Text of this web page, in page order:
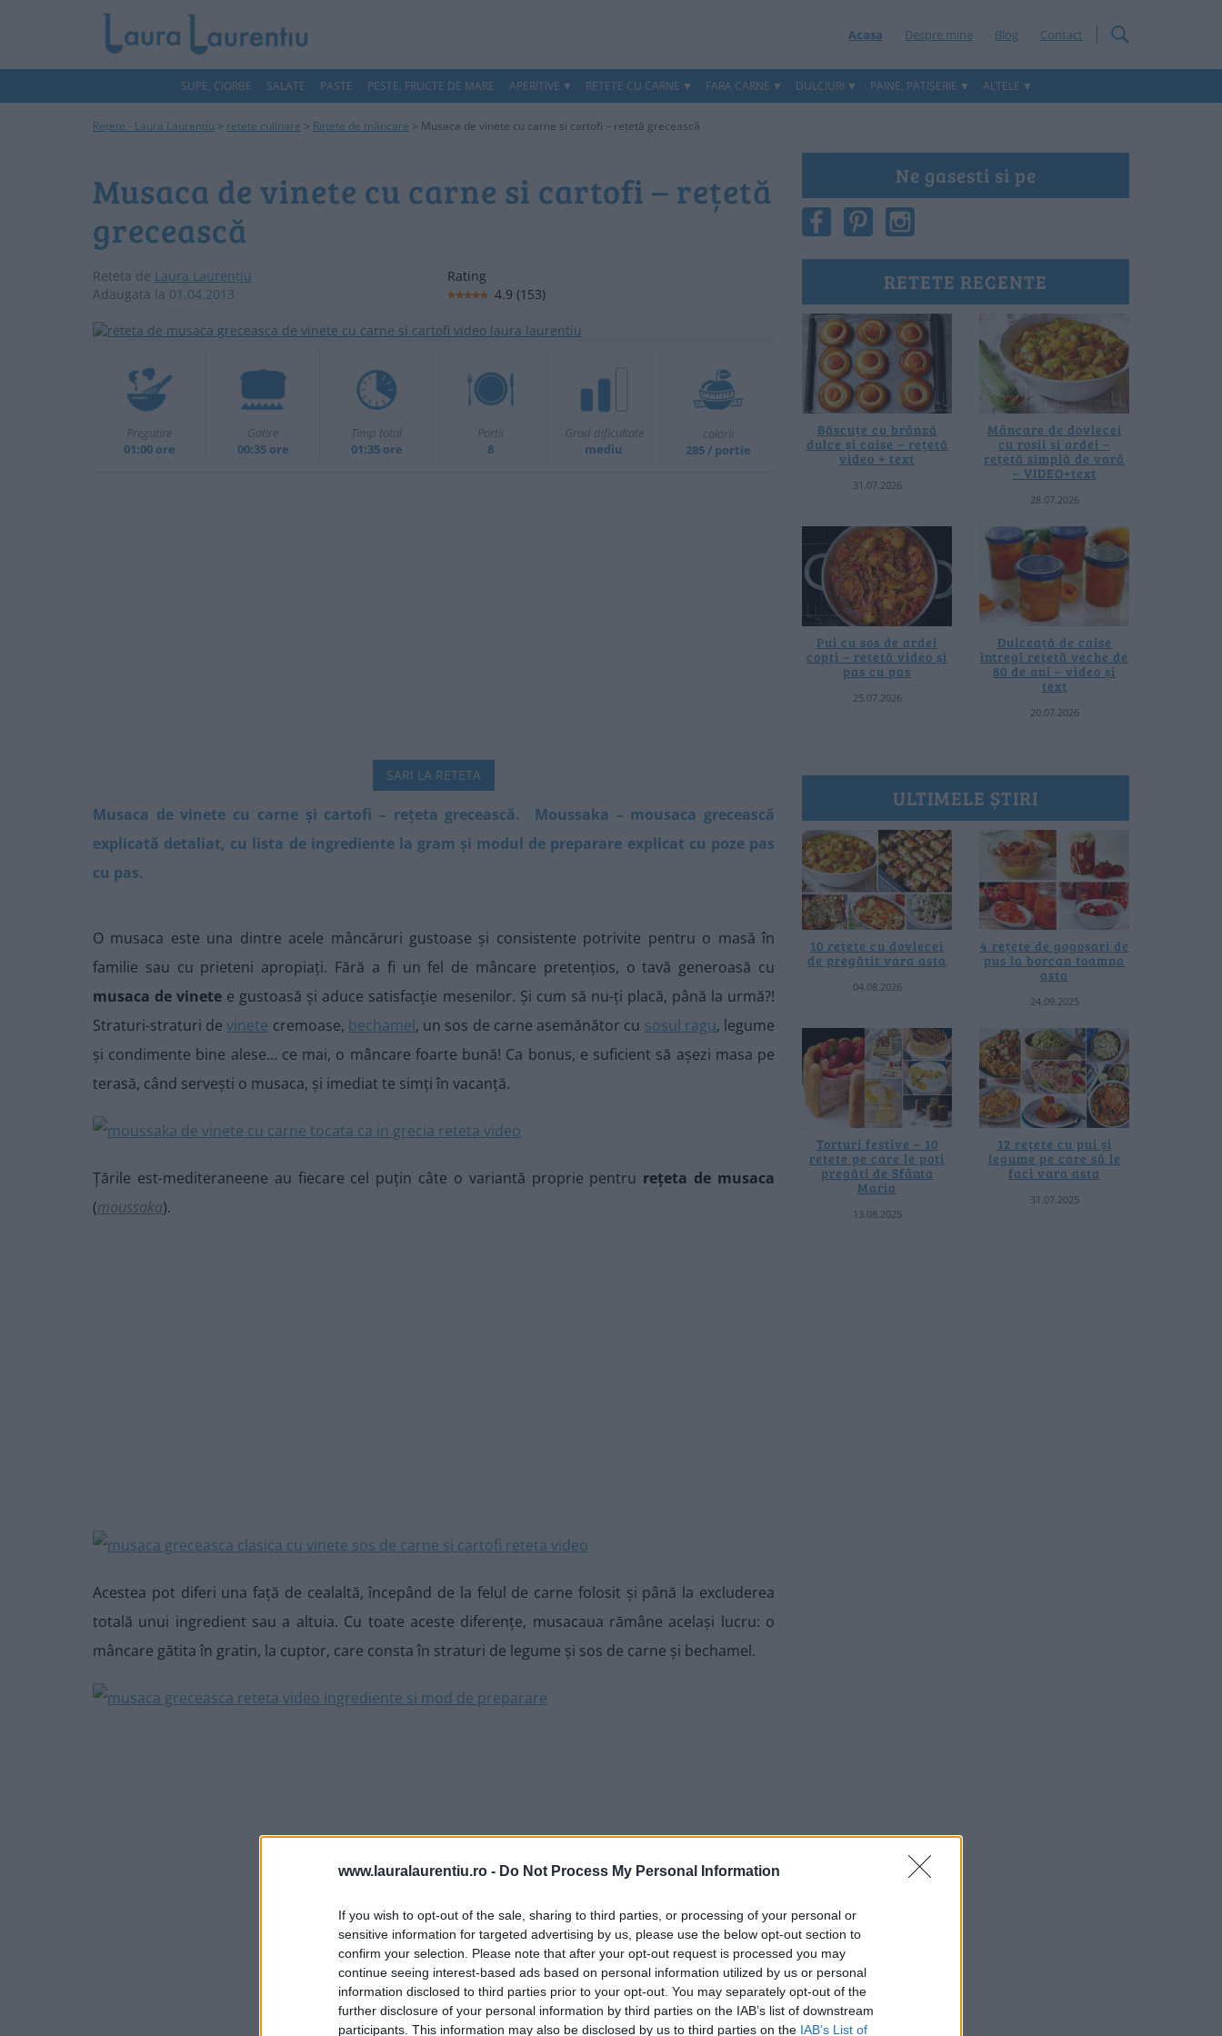
www.lauralaurentiu.ro - Do Not Process My Personal Information
If you wish to opt-out of the sale, sharing to third parties, or processing of your personal or
sensitive information for targeted advertising by us, please use the below opt-out section to
confirm your selection. Please note that after your opt-out request is processed you may
continue seeing interest-based ads based on personal information utilized by us or personal
information disclosed to third parties prior to your opt-out. You may separately opt-out of the
further disclosure of your personal information by third parties on the IAB’s list of downstream
participants. This information may also be disclosed by us to third parties on the IAB’s List of
Acasa Despre mine Blog Contact
SUPE, CIORBE SALATE PASTE PESTE, FRUCTE DE MARE APERITIVE RETETE CU CARNE FARA CARNE DULCIURI PAINE, PATISERIE ALTELE
Rețete - Laura Laurențiu > retete culinare > Rețete de mâncare > Musaca de vinete cu carne si cartofi – rețetă grecească
Musaca de vinete cu carne si cartofi – rețetă
grecească
Reteta de Laura Laurențiu
Adaugata la 01.04.2013
Rating
4.9 (153)
Pregatire
01:00 ore
Gatire
00:35 ore
Timp total
01:35 ore
Portii
8
Grad dificultate
mediu
calorii
285 / portie
SARI LA RETETA
Musaca de vinete cu carne și cartofi – rețeta grecească. Moussaka – mousaca grecească
explicată detaliat, cu lista de ingrediente la gram și modul de preparare explicat cu poze pas
cu pas.
O musaca este una dintre acele mâncăruri gustoase și consistente potrivite pentru o masă în
familie sau cu prieteni apropiați. Fără a fi un fel de mâncare pretențios, o tavă generoasă cu
musaca de vinete e gustoasă și aduce satisfacție mesenilor. Și cum să nu-ți placă, până la urmă?!
Straturi-straturi devinete cremoase, bechamel, un sos de carne asemănător cu sosul ragu, legume
și condimente bine alese… ce mai, o mâncare foarte bună! Ca bonus, e suficient să așezi masa pe
terasă, când servești o musaca, și imediat te simți în vacanță.
Țările est-mediteraneene au fiecare cel puțin câte o variantă proprie pentru rețeta de musaca
(moussaka).
Acestea pot diferi una față de cealaltă, începând de la felul de carne folosit și până la excluderea
totală unui ingredient sau a altuia. Cu toate aceste diferențe, musacaua rămâne același lucru: o
mâncare gătita în gratin, la cuptor, care consta în straturi de legume și sos de carne și bechamel.
Ne gasesti si pe
RETETE RECENTE
Băscuțe cu brânză
dulce și caise – rețetă
video + text
31.07.2026
Mâncare de dovlecei
cu roșii și ardei –
rețetă simplă de vară
– VIDEO+text
28.07.2026
Pui cu sos de ardei
copți – rețetă video și
pas cu pas
25.07.2026
Dulceață de caise
întregi rețetă veche de
80 de ani – video și
text
20.07.2026
ULTIMELE ȘTIRI
10 rețete cu dovlecei
de pregătit vara asta
04.08.2026
4 rețete de gogoșari de
pus la borcan toamna
asta
24.09.2025
Torturi festive – 10
rețete pe care le poți
pregăti de Sfânta
Maria
13.08.2025
12 rețete cu pui și
legume pe care să le
faci vara asta
31.07.2025